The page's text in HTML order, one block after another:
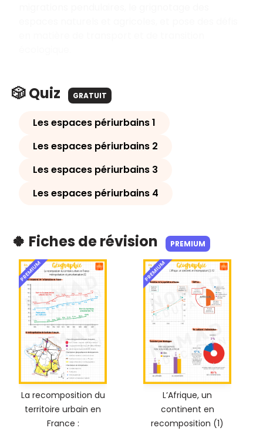
🎲 Quiz GRATUIT
Les espaces périurbains 1
Les espaces périurbains 2
Les espaces périurbains 3
Les espaces périurbains 4
🍀 Fiches de révision PREMIUM
PREMIUM
La recomposition du
territoire urbain en
France :
PREMIUM
L’Afrique, un
continent en
recomposition (1)